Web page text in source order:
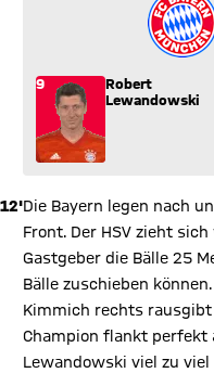
9
Robert
Lewandowski
12'Die Bayern legen nach
Front. Der HSV zieht
Gastgeber die Bälle 25
Bälle zuschieben
Kimmich rechts rausgibt
Champion flankt perfekt
Lewandowski viel zu